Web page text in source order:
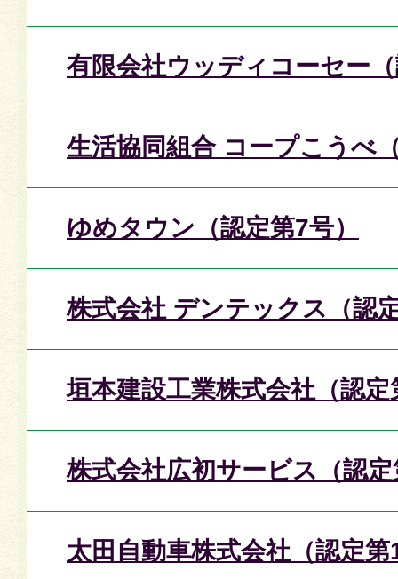
有限会社ウッディコーセー
生活協同組合 コープこうべ
ゆめタウン（認定第7号）
株式会社 デンテックス（認
垣本建設工業株式会社（認定
株式会社広初サービス（認
太田自動車株式会社（認定第